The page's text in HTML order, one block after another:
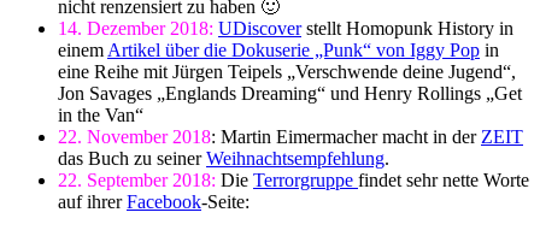
nicht renzensiert zu haben 🙂
14. Dezember 2018: UDiscoverstellt Homopunk History in
einemArtikel über die Dokuserie „Punk“ von Iggy Pop in
eine Reihe mit Jürgen Teipels „Verschwende deine Jugend“,
Jon Savages „Englands Dreaming“ und Henry Rollings „Get
in the Van“
22. November 2018: Martin Eimermacher macht in derZEIT
das Buch zu seinerWeihnachtsempfehlung.
22. September 2018: Die Terrorgruppe findet sehr nette Worte
auf ihrerFacebook-Seite: